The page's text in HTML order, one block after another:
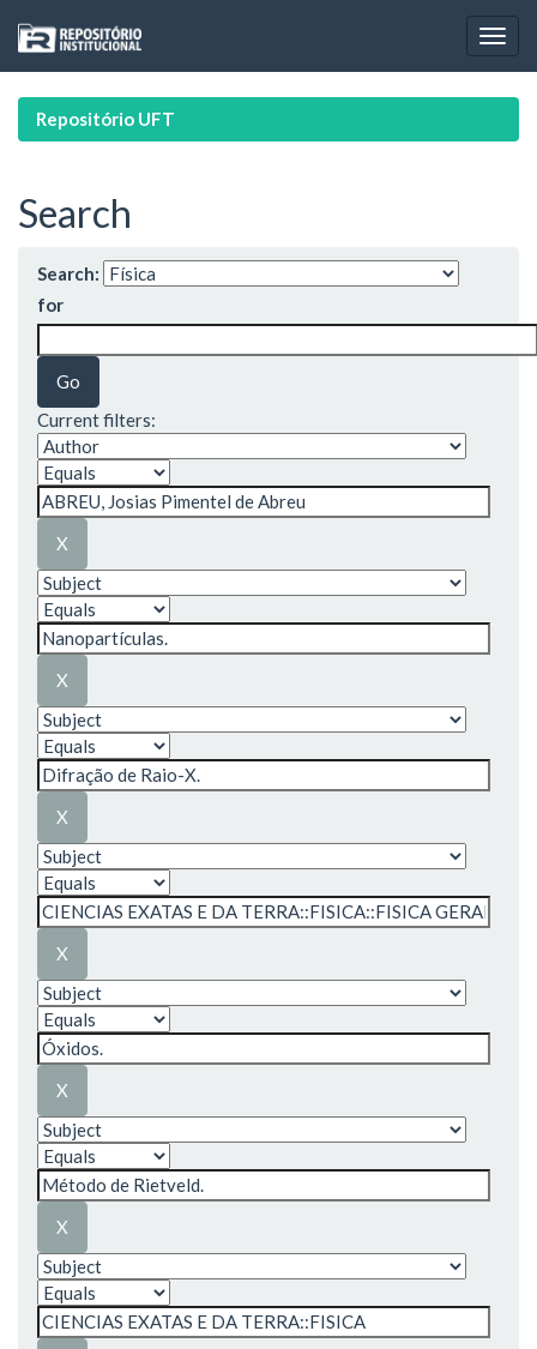
navigation
Repositório UFT
Search
Search:
for
Current filters: